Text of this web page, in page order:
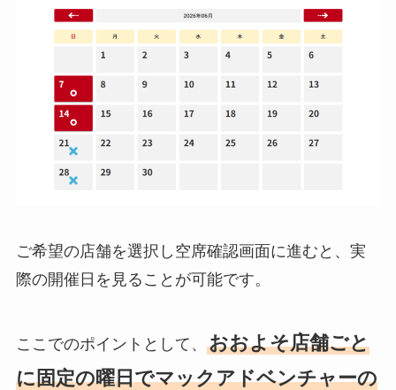
ご希望の店舗を選択し空席確認画面に進むと、実
際の開催日を見ることが可能です。
ここでのポイントとして、 おおよそ店舗ごと
に固定の曜日でマックアドベンチャーの